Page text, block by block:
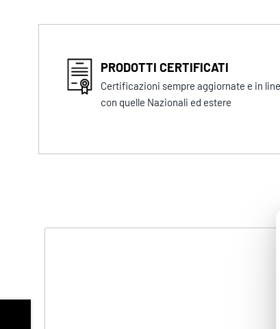
PRODOTTI CERTIFICATI
Certificazioni sempre aggiornate e in
con quelle Nazionali ed estere